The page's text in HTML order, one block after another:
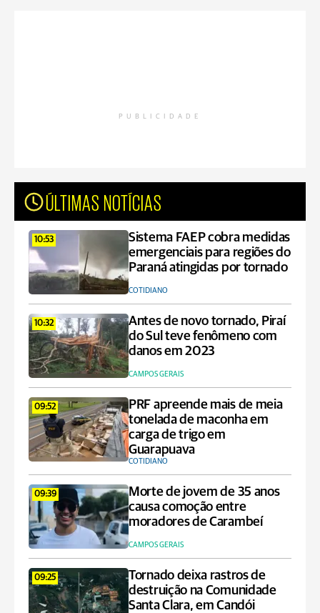
PUBLICIDADE
ÚLTIMAS NOTÍCIAS
10:53
Sistema FAEP cobra medidas
emergenciais para regiões do
Paraná atingidas por tornado
COTIDIANO
10:32
Antes de novo tornado, Piraí
do Sul teve fenômeno com
danos em 2023
CAMPOS GERAIS
09:52
PRF apreende mais de meia
tonelada de maconha em
carga de trigo em
Guarapuava
COTIDIANO
09:39
Morte de jovem de 35 anos
causa comoção entre
moradores de Carambeí
CAMPOS GERAIS
09:25
Tornado deixa rastros de
destruição na Comunidade
Santa Clara, em Candói